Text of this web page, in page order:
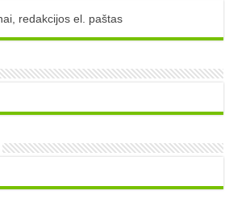
redakcijos el. paštas